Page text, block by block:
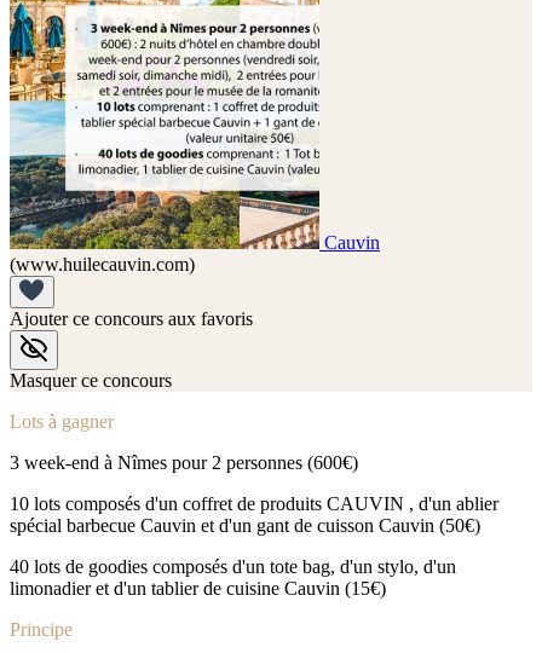
Cauvin
(www.huilecauvin.com)
Ajouter ce concours aux favoris
Masquer ce concours
Lots à gagner
3 week-end à Nîmes pour 2 personnes (600€)
10 lots composés d'un coffret de produits CAUVIN , d'un ablier
spécial barbecue Cauvin et d'un gant de cuisson Cauvin (50€)
40 lots de goodies composés d'un tote bag, d'un stylo, d'un
limonadier et d'un tablier de cuisine Cauvin (15€)
Principe